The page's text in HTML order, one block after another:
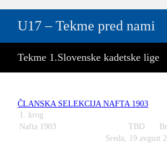
U17 – Tekme pred nami
Tekme 1.Slovenske kadetske lige
ČLANSKA SELEKCIJA NAFTA 1903
1. krog
Nafta 1903
TBD
Sreda, 19.avgust